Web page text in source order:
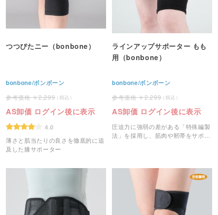
つつぴたニー（bonbone）
bonbone/ボンボーン
2,299
AS卸価 ログイン後に表示
4.0
薄さと肌当たりの良さを徹底的に追
及した膝サポーター
ラインアップサポーター もも
用（bonbone）
bonbone/ボンボーン
2,299
AS卸価 ログイン後に表示
圧迫力に強弱の差がある「特殊編製
法」を採用し、筋肉や靭帯をサポー